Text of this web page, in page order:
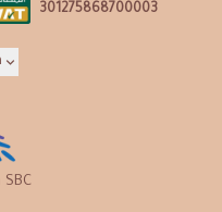
301275868700003